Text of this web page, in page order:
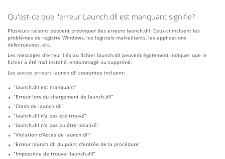
Qu'est-ce que l'erreur Launch.dll est manquant signifie?
Plusieurs raisons peuvent provoquer des erreurs launch.dll. Ceux-ci incluent les
problèmes de registre Windows, les logiciels malveillants, les applications
défectueuses, etc.
Les messages d'erreur liés au fichier launch.dll peuvent également indiquer que le
fichier a été mal installé, endommagé ou supprimé.
Les autres erreurs launch.dll courantes incluent:
“launch.dll est manquant”
“Erreur lors du chargement de launch.dll”
“Crash de launch.dll”
“launch.dll n'a pas été trouvé”
“launch.dll n'a pas pu être localisé”
“Violation d'Accès de launch.dll”
“Erreur launch.dll du point d'entrée de la procédure”
“Impossible de trouver launch.dll”